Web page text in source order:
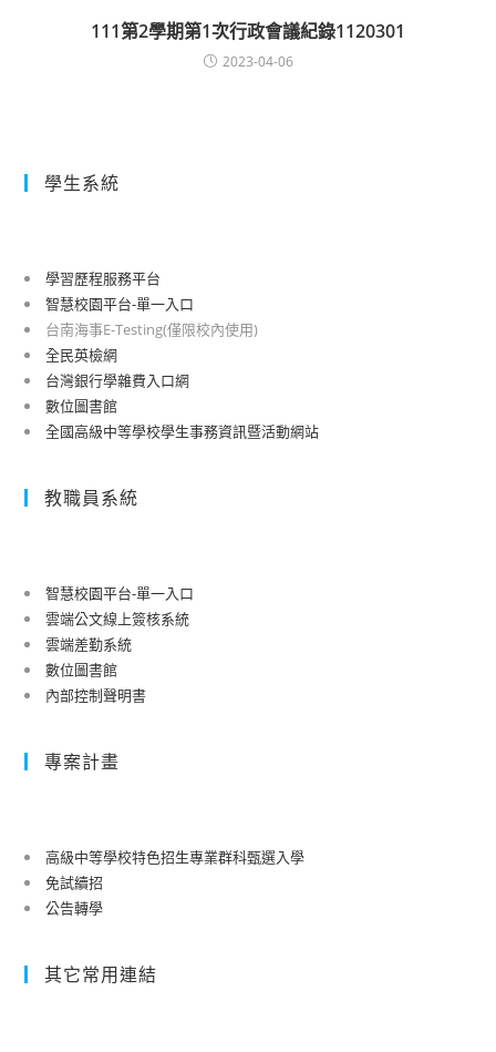
111第2學期第1次行政會議紀錄1120301
2023-04-06
學生系統
學習歷程服務平台
智慧校園平台-單一入口
台南海事E-Testing(僅限校內使用)
全民英檢網
台灣銀行學雜費入口網
數位圖書館
全國高級中等學校學生事務資訊暨活動網站
教職員系統
智慧校園平台-單一入口
雲端公文線上簽核系統
雲端差勤系統
數位圖書館
內部控制聲明書
專案計畫
高級中等學校特色招生專業群科甄選入學
免試續招
公告轉學
其它常用連結